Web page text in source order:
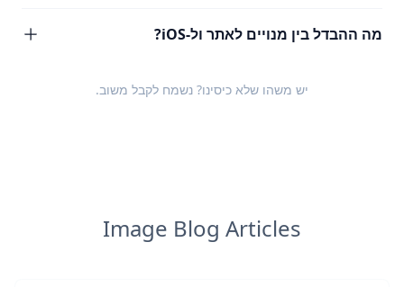
מה ההבדל בין מנויים לאתר ול-iOS?
יש משהו שלא כיסינו? נשמח לקבל משוב.
Image Blog Articles